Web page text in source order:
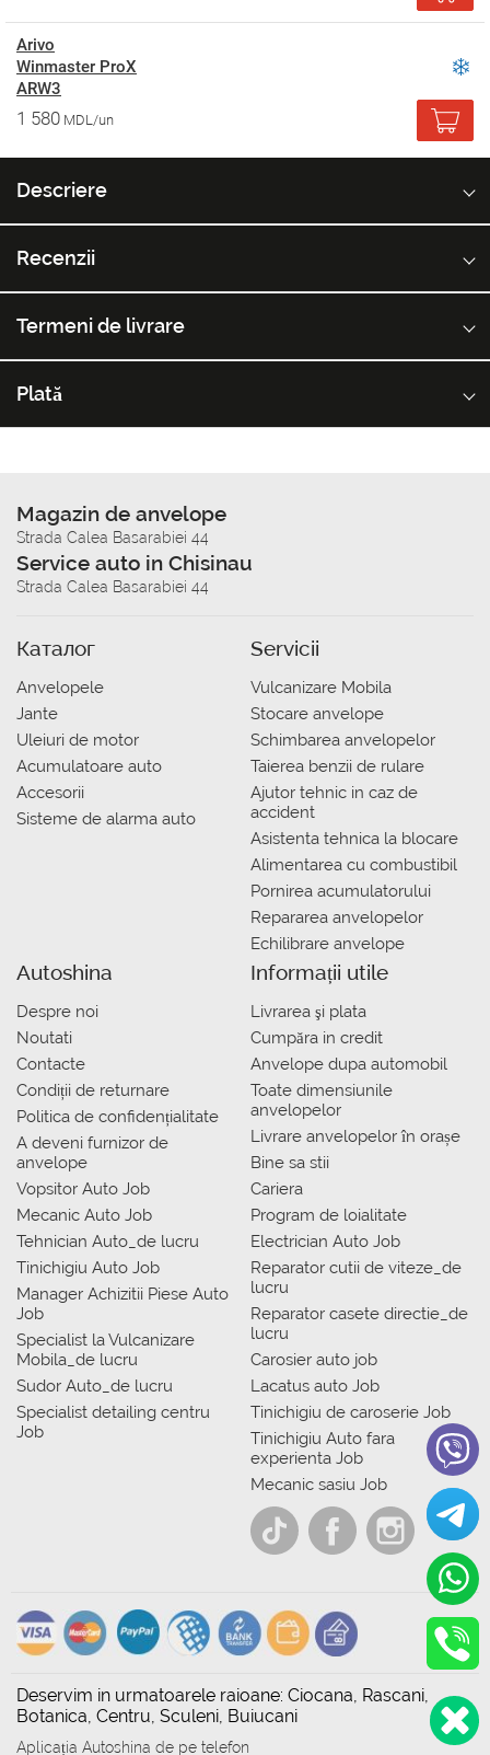
Arivo
Winmaster ProX
ARW3
1 580 MDL/un
Descriere
Recenzii
Termeni de livrare
Plată
Magazin de anvelope
Strada Calea Basarabiei 44
Service auto in Chisinau
Strada Calea Basarabiei 44
Каталог
Anvelopele
Jante
Uleiuri de motor
Acumulatoare auto
Accesorii
Sisteme de alarma auto
Servicii
Vulcanizare Mobila
Stocare anvelope
Schimbarea anvelopelor
Taierea benzii de rulare
Ajutor tehnic in caz de
accident
Asistenta tehnica la blocare
Alimentarea cu combustibil
Pornirea acumulatorului
Repararea anvelopelor
Echilibrare anvelope
Autoshina
Despre noi
Noutati
Contacte
Condiții de returnare
Politica de confidențialitate
A deveni furnizor de
anvelope
Vopsitor Auto Job
Mecanic Auto Job
Tehnician Auto_de lucru
Tinichigiu Auto Job
Manager Achizitii Piese Auto
Job
Specialist la Vulcanizare
Mobila_de lucru
Sudor Auto_de lucru
Specialist detailing centru
Job
Informații utile
Livrarea şi plata
Сumpăra in credit
Anvelope dupa automobil
Toate dimensiunile
anvelopelor
Livrare anvelopelor în orașe
Bine sa stii
Cariera
Program de loialitate
Electrician Auto Job
Reparator cutii de viteze_de
lucru
Reparator casete directie_de
lucru
Carosier auto job
Lacatus auto Job
Tinichigiu de caroserie Job
Tinichigiu Auto fara
experienta Job
Mecanic sasiu Job
Deservim in urmatoarele raioane: Ciocana, Rascani,
Botanica, Centru, Sculeni, Buiucani
Aplicația Autoshina de pe telefon